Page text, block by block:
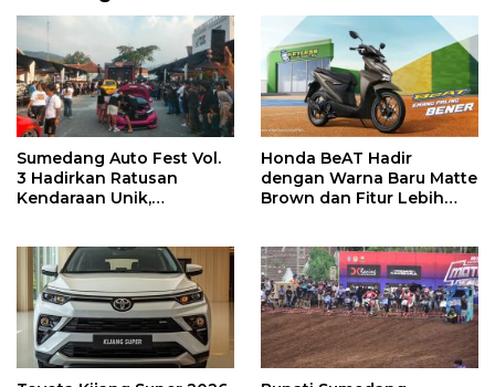
Sumedang Auto Fest Vol.
3 Hadirkan Ratusan
Kendaraan Unik,
Honda BeAT Hadir
dengan Warna Baru Matte
Brown dan Fitur Lebih